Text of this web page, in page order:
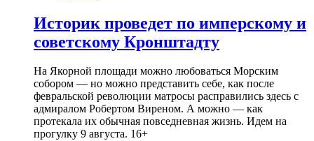
Историк проведет по имперскому и
советскому Кронштадту
На Якорной площади можно любоваться Морским
собором — но можно представить себе, как после
февральской революции матросы расправились здесь с
адмиралом Робертом Виреном. А можно — как
протекала их обычная повседневная жизнь. Идем на
прогулку 9 августа. 16+